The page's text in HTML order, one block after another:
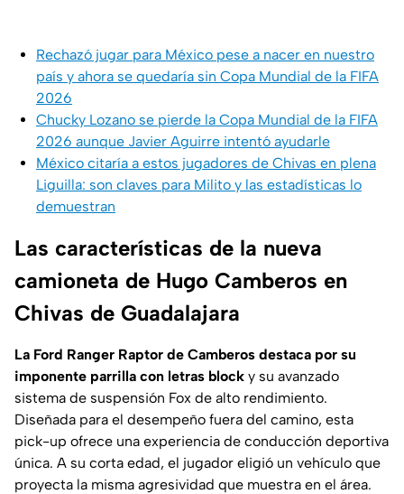
Rechazó jugar para México pese a nacer en nuestro
país y ahora se quedaría sin Copa Mundial de la FIFA
2026
Chucky Lozano se pierde la Copa Mundial de la FIFA
2026 aunque Javier Aguirre intentó ayudarle
México citaría a estos jugadores de Chivas en plena
Liguilla: son claves para Milito y las estadísticas lo
demuestran
Las características de la nueva
camioneta de Hugo Camberos en
Chivas de Guadalajara
La Ford Ranger Raptor de Camberos destaca por su
imponente parrilla con letras block y su avanzado
sistema de suspensión Fox de alto rendimiento.
Diseñada para el desempeño fuera del camino, esta
pick-up ofrece una experiencia de conducción deportiva
única. A su corta edad, el jugador eligió un vehículo que
proyecta la misma agresividad que muestra en el área.